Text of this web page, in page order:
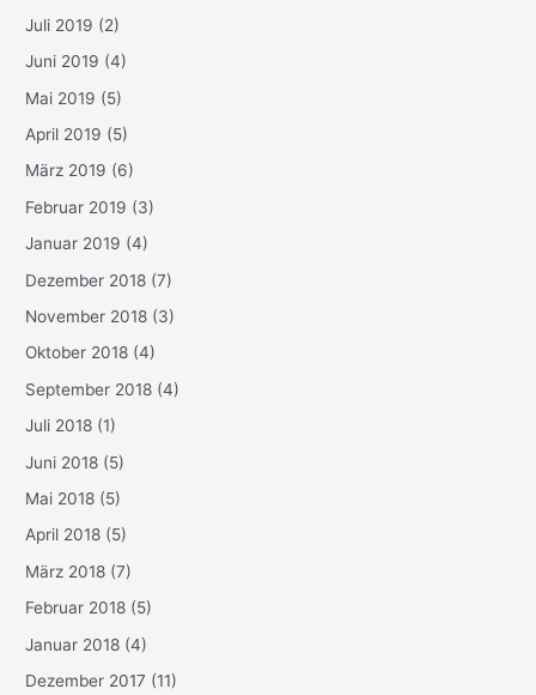
Juli 2019 (2)
Juni 2019 (4)
Mai 2019 (5)
April 2019 (5)
März 2019 (6)
Februar 2019 (3)
Januar 2019 (4)
Dezember 2018 (7)
November 2018 (3)
Oktober 2018 (4)
September 2018 (4)
Juli 2018 (1)
Juni 2018 (5)
Mai 2018 (5)
April 2018 (5)
März 2018 (7)
Februar 2018 (5)
Januar 2018 (4)
Dezember 2017 (11)